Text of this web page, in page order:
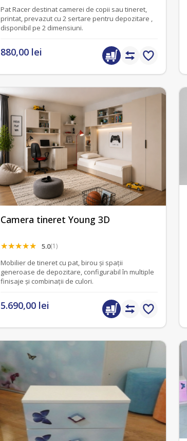
Pat Racer destinat camerei de copii sau tineret,
printat, prevazut cu 2 sertare pentru depozitare ,
disponibil pe 2 dimensiuni.
880,00 lei
Camera tineret Young 3D
5.0(1)
Mobilier de tineret cu pat, birou și spații
generoase de depozitare, configurabil în multiple
finisaje și combinații de culori.
5.690,00 lei